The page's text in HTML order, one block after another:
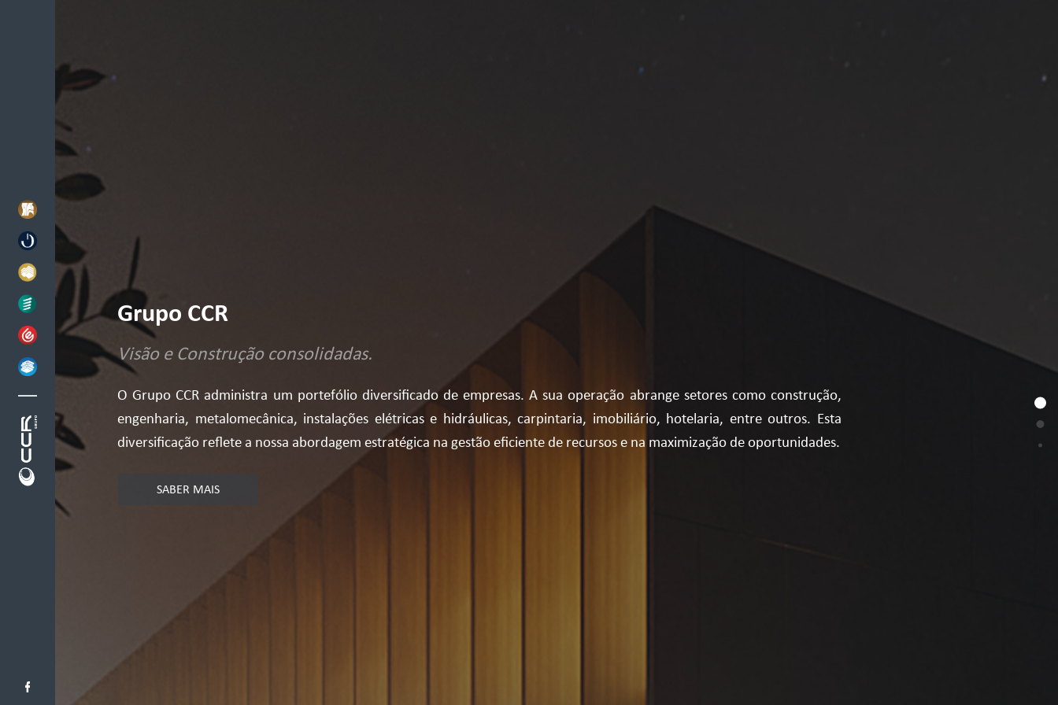
Grupo CCR
Visão e Construção consolidadas.
O Grupo CCR administra um portefólio diversificado de empresas. A sua operação abrange setores como construção,
engenharia, metalomecânica, instalações elétricas e hidráulicas, carpintaria, imobiliário, hotelaria, entre outros. Esta
diversificação reflete a nossa abordagem estratégica na gestão eficiente de recursos e na maximização de oportunidades.
SABER MAIS